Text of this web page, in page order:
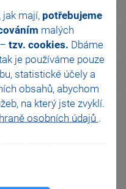
jak mají, potřebujeme
malých
tzv. cookies. Dbáme
je používáme pouze
statistické účely a
obsahů, abychom
na který jste zvyklí.
osobních údajů .
N
N N N N
N N N N A N